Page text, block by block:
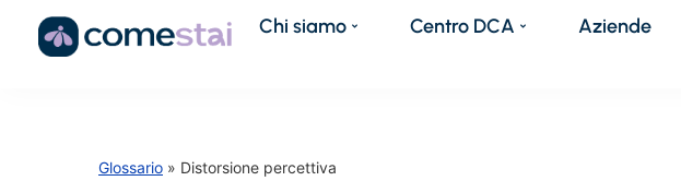
Chi siamo Centro DCA Aziende
Glossario » Distorsione percettiva